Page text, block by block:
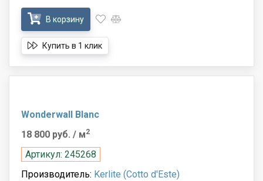
В корзину
Купить в 1 клик
Wonderwall Blanc
18 800 руб. / м2
Артикул: 245268
Производитель: Kerlite (Cotto d'Este)